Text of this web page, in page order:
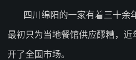
四川绵阳的一家有着三十余
最初只为当地餐馆供应醪糟，
开了全国市场。